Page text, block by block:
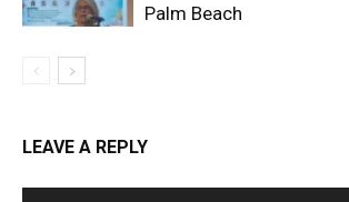
Palm Beach
LEAVE A REPLY